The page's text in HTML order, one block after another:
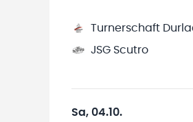
Turnerschaft
JSG Scutro
Sa, 04.10.